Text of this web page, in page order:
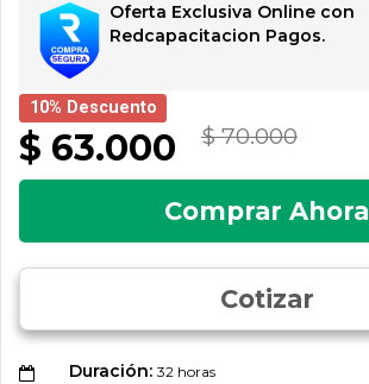
Oferta Exclusiva Online con
Redcapacitacion Pagos.
10% Descuento
$ 63.000 $ 70.000
Comprar Ahora
Cotizar
Duración: 32 horas